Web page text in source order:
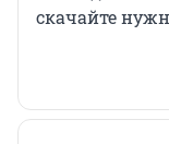
скачайте